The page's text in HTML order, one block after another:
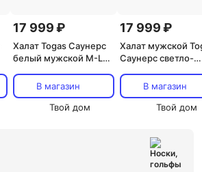
17 999 ₽
Халат Togas Саунерс
белый мужской M-L
В магазин
Твой дом
17 999 ₽
Халат мужской
Саунерс светло-
В магазин
Твой дом